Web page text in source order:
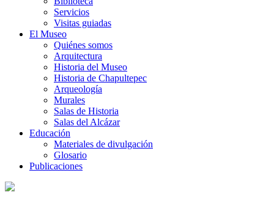
Servicios
Visitas guiadas
El Museo
Quiénes somos
Arquitectura
Historia del Museo
Historia de Chapultepec
Arqueología
Murales
Salas de Historia
Salas del Alcázar
Educación
Materiales de divulgación
Glosario
Publicaciones